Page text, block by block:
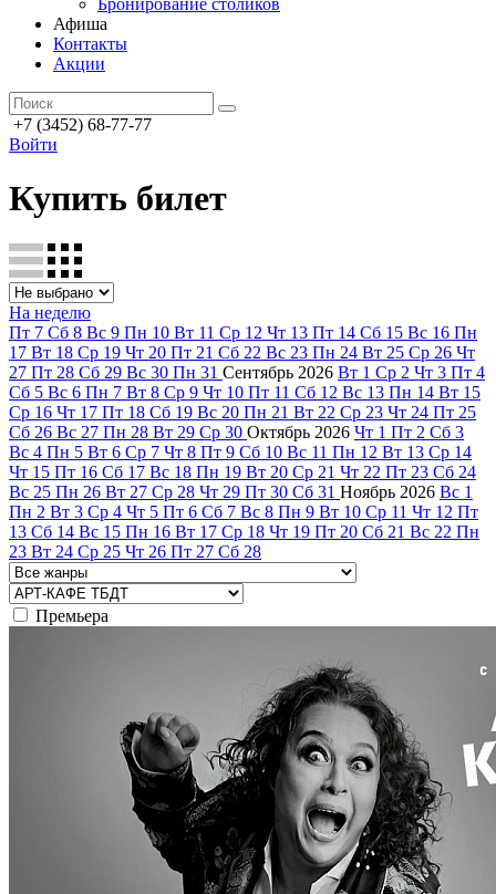
Бронирование столиков
Афиша
Контакты
Акции
+7 (3452) 68-77-77
Войти
Купить билет
На неделю
Пт 7 Сб 8 Вс 9 Пн 10 Вт 11 Ср 12 Чт 13 Пт 14 Сб 15 Вс 16 Пн
17 Вт 18 Ср 19 Чт 20 Пт 21 Сб 22 Вс 23 Пн 24 Вт 25 Ср 26 Чт
27 Пт 28 Сб 29 Вс 30 Пн 31 Сентябрь 2026 Вт 1 Ср 2 Чт 3 Пт 4
Сб 5 Вс 6 Пн 7 Вт 8 Ср 9 Чт 10 Пт 11 Сб 12 Вс 13 Пн 14 Вт 15
Ср 16 Чт 17 Пт 18 Сб 19 Вс 20 Пн 21 Вт 22 Ср 23 Чт 24 Пт 25
Сб 26 Вс 27 Пн 28 Вт 29 Ср 30 Октябрь 2026 Чт 1 Пт 2 Сб 3
Вс 4 Пн 5 Вт 6 Ср 7 Чт 8 Пт 9 Сб 10 Вс 11 Пн 12 Вт 13 Ср 14
Чт 15 Пт 16 Сб 17 Вс 18 Пн 19 Вт 20 Ср 21 Чт 22 Пт 23 Сб 24
Вс 25 Пн 26 Вт 27 Ср 28 Чт 29 Пт 30 Сб 31 Ноябрь 2026 Вс 1
Пн 2 Вт 3 Ср 4 Чт 5 Пт 6 Сб 7 Вс 8 Пн 9 Вт 10 Ср 11 Чт 12 Пт
13 Сб 14 Вс 15 Пн 16 Вт 17 Ср 18 Чт 19 Пт 20 Сб 21 Вс 22 Пн
23 Вт 24 Ср 25 Чт 26 Пт 27 Сб 28
Премьера